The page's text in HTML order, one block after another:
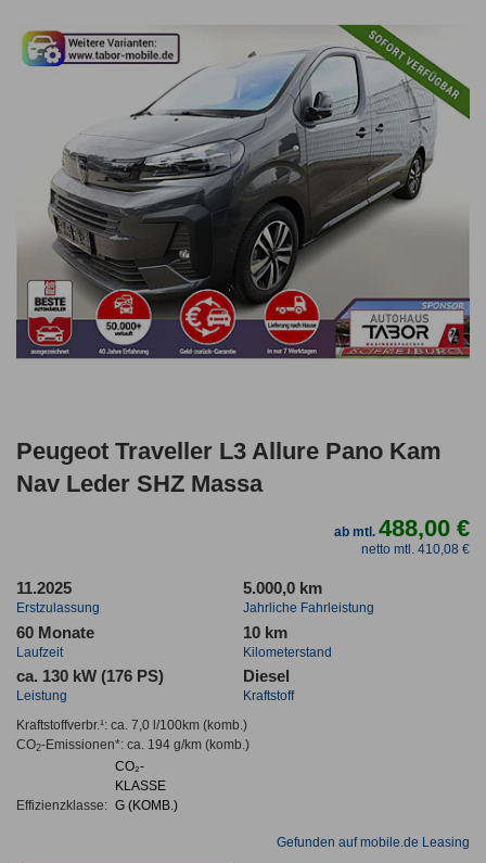
Peugeot Traveller L3 Allure Pano Kam
Nav Leder SHZ Massa
ab mtl.488,00 €
netto mtl. 410,08 €
11.2025
Erstzulassung
5.000,0 km
Jahrliche Fahrleistung
60 Monate
Laufzeit
10 km
Kilometerstand
ca. 130 kW (176 PS)
Leistung
Diesel
Kraftstoff
Kraftstoffverbr.¹: ca. 7,0 l/100km(komb.)
CO2-Emissionen*: ca. 194 g/km(komb.)
Effizienzklasse:
CO₂-
KLASSE
G (KOMB.)
Gefunden auf mobile.de Leasing